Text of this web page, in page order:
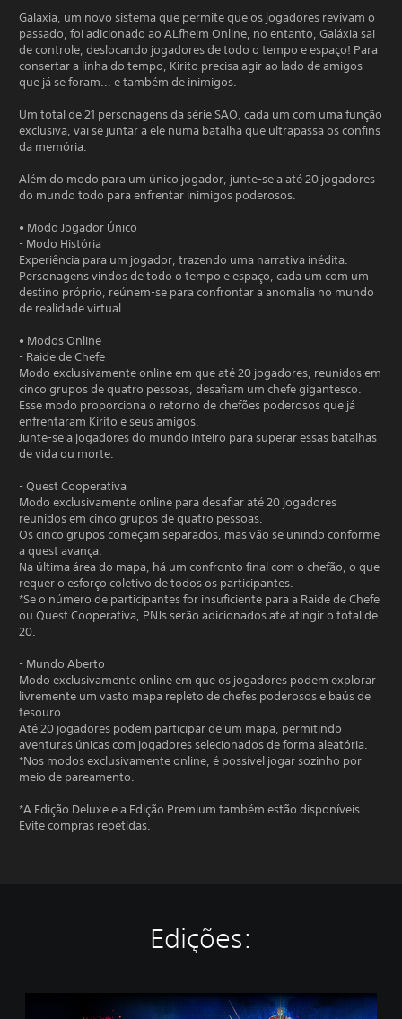
Galáxia, um novo sistema que permite que os jogadores revivam o
passado, foi adicionado ao ALfheim Online, no entanto, Galáxia sai
de controle, deslocando jogadores de todo o tempo e espaço! Para
consertar a linha do tempo, Kirito precisa agir ao lado de amigos
que já se foram... e também de inimigos.
Um total de 21 personagens da série SAO, cada um com uma função
exclusiva, vai se juntar a ele numa batalha que ultrapassa os confins
da memória.
Além do modo para um único jogador, junte-se a até 20 jogadores
do mundo todo para enfrentar inimigos poderosos.
• Modo Jogador Único
- Modo História
Experiência para um jogador, trazendo uma narrativa inédita.
Personagens vindos de todo o tempo e espaço, cada um com um
destino próprio, reúnem-se para confrontar a anomalia no mundo
de realidade virtual.
• Modos Online
- Raide de Chefe
Modo exclusivamente online em que até 20 jogadores, reunidos em
cinco grupos de quatro pessoas, desafiam um chefe gigantesco.
Esse modo proporciona o retorno de chefões poderosos que já
enfrentaram Kirito e seus amigos.
Junte-se a jogadores do mundo inteiro para superar essas batalhas
de vida ou morte.
- Quest Cooperativa
Modo exclusivamente online para desafiar até 20 jogadores
reunidos em cinco grupos de quatro pessoas.
Os cinco grupos começam separados, mas vão se unindo conforme
a quest avança.
Na última área do mapa, há um confronto final com o chefão, o que
requer o esforço coletivo de todos os participantes.
*Se o número de participantes for insuficiente para a Raide de Chefe
ou Quest Cooperativa, PNJs serão adicionados até atingir o total de
20.
- Mundo Aberto
Modo exclusivamente online em que os jogadores podem explorar
livremente um vasto mapa repleto de chefes poderosos e baús de
tesouro.
Até 20 jogadores podem participar de um mapa, permitindo
aventuras únicas com jogadores selecionados de forma aleatória.
*Nos modos exclusivamente online, é possível jogar sozinho por
meio de pareamento.
*A Edição Deluxe e a Edição Premium também estão disponíveis.
Evite compras repetidas.
Edições: